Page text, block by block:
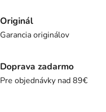
Originál
Garancia originálov
Doprava zadarmo
Pre objednávky nad 89€